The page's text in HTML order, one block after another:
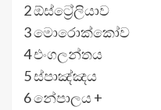
2 ඕස්ට්‍රේලියාව
3 මොරොක්කෝව
4 එංගලන්තය
5 ස්පාඤ්ඤය
6 නේපාලය +